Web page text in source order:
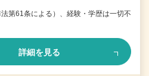
第61条による）、経験・学歴は一切不
詳細を見る